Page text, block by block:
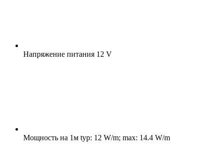
Напряжение питания 12 V
Мощность на 1м typ: 12 W/m; max: 14.4 W/m